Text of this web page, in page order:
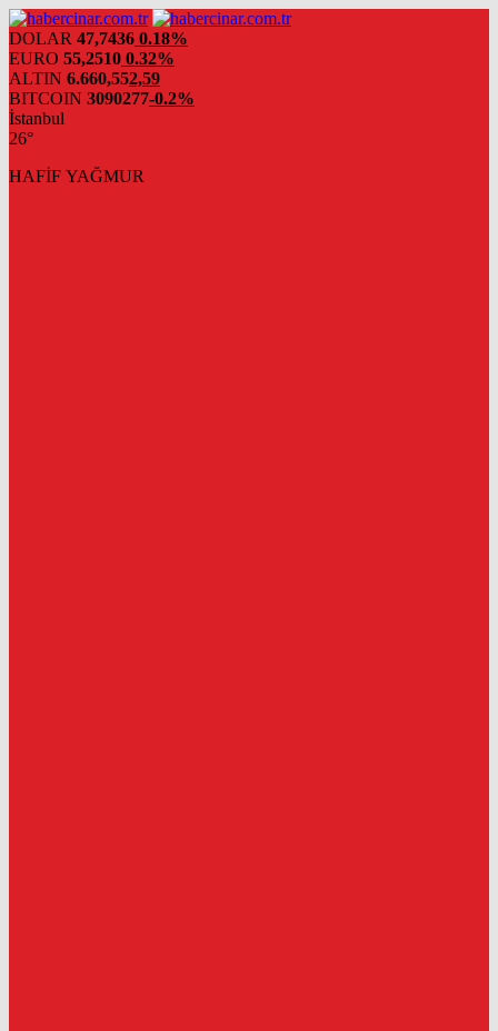
DOLAR 47,7436 0.18%
EURO 55,2510 0.32%
ALTIN 6.660,552,59
BITCOIN 3090277-0.2%
İstanbul
26°
HAFİF YAĞMUR